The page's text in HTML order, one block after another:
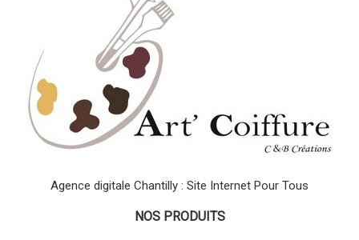
Agence digitale Chantilly : Site Internet Pour Tous
NOS PRODUITS